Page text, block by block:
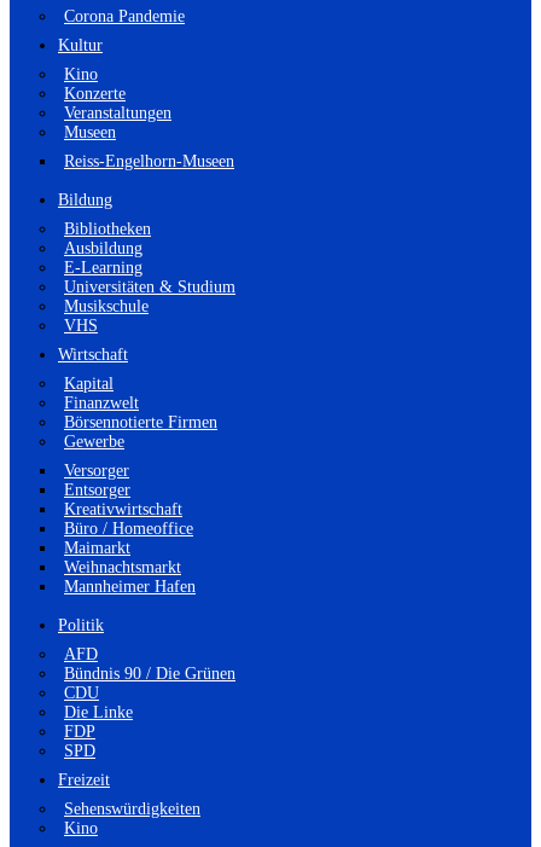
Corona Pandemie
Kultur
Kino
Konzerte
Veranstaltungen
Museen
Reiss-Engelhorn-Museen
Bildung
Bibliotheken
Ausbildung
E-Learning
Universitäten & Studium
Musikschule
VHS
Wirtschaft
Kapital
Finanzwelt
Börsennotierte Firmen
Gewerbe
Versorger
Entsorger
Kreativwirtschaft
Büro / Homeoffice
Maimarkt
Weihnachtsmarkt
Mannheimer Hafen
Politik
AFD
Bündnis 90 / Die Grünen
CDU
Die Linke
FDP
SPD
Freizeit
Sehenswürdigkeiten
Kino